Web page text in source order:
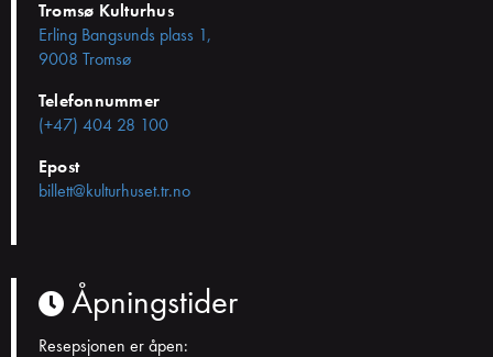
Tromsø Kulturhus
Erling Bangsunds plass 1,
9008 Tromsø
Telefonnummer
(+47) 404 28 100
Epost
billett@kulturhuset.tr.no
Åpningstider
Resepsjonen er åpen: